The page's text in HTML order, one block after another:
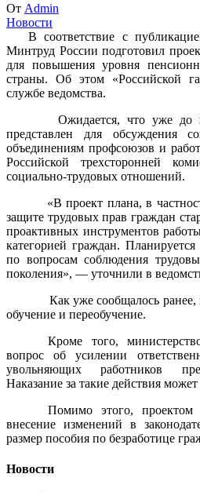
От Admin
Новости
В соответствие с
Минтруд России подготовил
для повышения уровня
страны. Об этом «Российской
службе ведомства.
Ожидается, что уже до
представлен для обсуждения
объединениям профсоюзов и
Российской трехсторонней
социально-трудовых отношений.
«В проект плана, в
защите трудовых прав граждан
проактивных инструментов
категорией граждан.
по вопросам соблюдения
поколения», — уточнили в
Как уже сообщалось ранее,
обучение и переобучение.
Кроме того, министерство
вопрос об усилении
увольняющих работников
Наказание за такие действия
Помимо этого, проектом
внесение изменений в
размер пособия по безработице
Новости